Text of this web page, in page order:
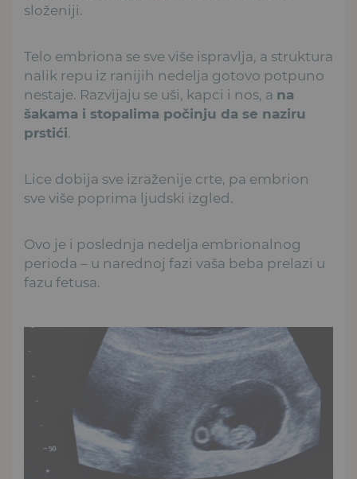
složeniji.
Telo embriona se sve više ispravlja, a struktura
nalik repu iz ranijih nedelja gotovo potpuno
nestaje. Razvijaju se uši, kapci i nos, a na
šakama i stopalima počinju da se naziru
prstići.
Lice dobija sve izraženije crte, pa embrion
sve više poprima ljudski izgled.
Ovo je i poslednja nedelja embrionalnog
perioda – u narednoj fazi vaša beba prelazi u
fazu fetusa.